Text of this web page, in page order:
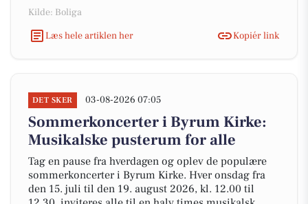
Kilde: Boliga
Læs hele artiklen her
Kopiér link
DET SKER 03-08-2026 07:05
Sommerkoncerter i Byrum Kirke:
Musikalske pusterum for alle
Tag en pause fra hverdagen og oplev de populære
sommerkoncerter i Byrum Kirke. Hver onsdag fra
den 15. juli til den 19. august 2026, kl. 12.00 til